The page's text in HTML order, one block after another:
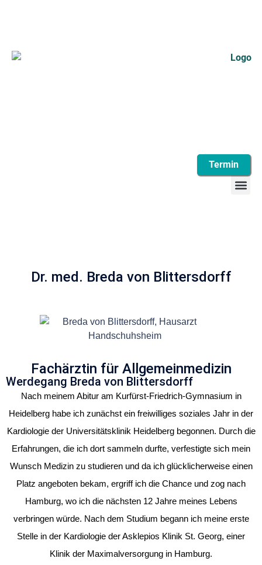
Termin
Dr. med. Breda von Blittersdorff
Fachärztin für Allgemeinmedizin
Werdegang Breda von Blittersdorff
Nach meinem Abitur am Kurfürst-Friedrich-Gymnasium in
Heidelberg habe ich zunächst ein freiwilliges soziales Jahr in der
Kardiologie der Universitätsklinik Heidelberg begonnen. Durch die
Erfahrungen, die ich dort sammeln durfte, verfestigte sich mein
Wunsch Medizin zu studieren und da ich glücklicherweise einen
Platz angeboten bekam, ergriff ich die Chance und zog nach
Hamburg, wo ich die nächsten 12 Jahre meines Lebens
verbringen würde. Nach dem Studium begann ich meine erste
Stelle in der Kardiologie der Asklepios Klinik St. Georg, einer
Klinik der Maximalversorgung in Hamburg.